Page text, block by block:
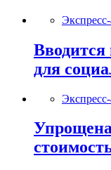
Вводится
для
Упрощена